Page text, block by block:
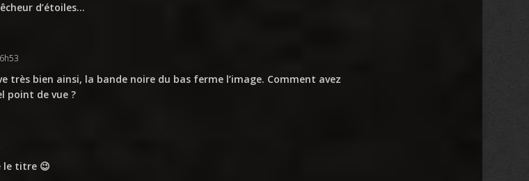
d’étoiles…
très bien ainsi, la bande noire du bas ferme l’image. Comment avez
point de vue ?
le titre 😉